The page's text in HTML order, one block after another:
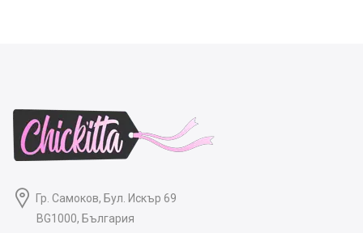
Гр. Самоков, Бул. Искър 69
BG1000, България